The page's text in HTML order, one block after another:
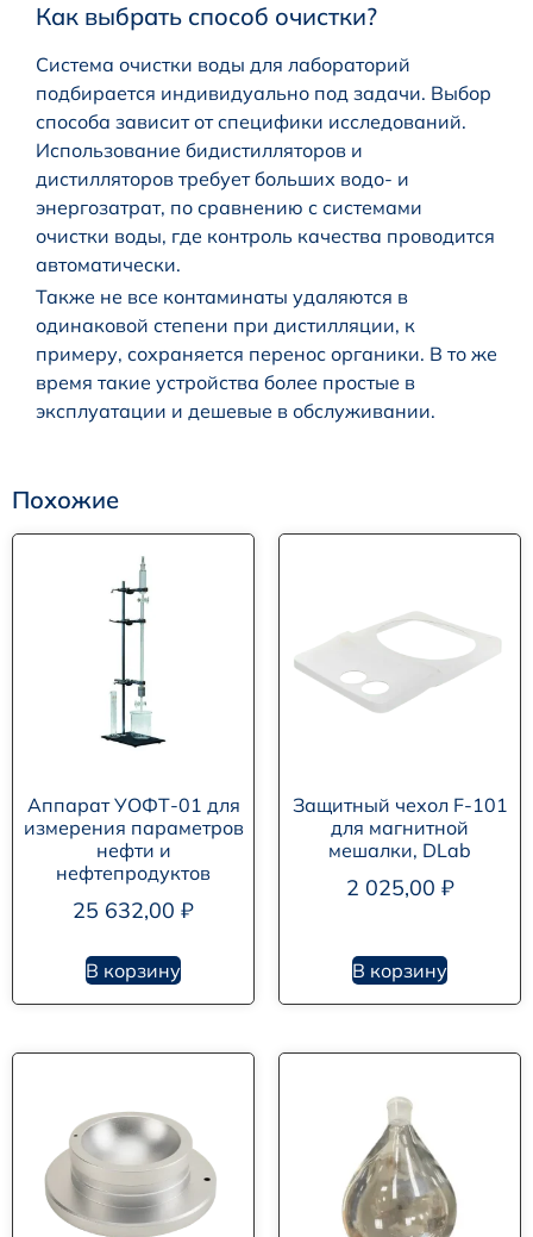
Как выбрать способ очистки?
Система очистки воды для лабораторий
подбирается индивидуально под задачи. Выбор
способа зависит от специфики исследований.
Использование бидистилляторов и
дистилляторов требует больших водо- и
энергозатрат, по сравнению с системами
очистки воды, где контроль качества проводится
автоматически.
Также не все контаминаты удаляются в
одинаковой степени при дистилляции, к
примеру, сохраняется перенос органики. В то же
время такие устройства более простые в
эксплуатации и дешевые в обслуживании.
Похожие
Аппарат УОФТ-01 для
измерения параметров
нефти и
нефтепродуктов
25 632,00 ₽
В корзину
Защитный чехол F-101
для магнитной
мешалки, DLab
2 025,00 ₽
В корзину